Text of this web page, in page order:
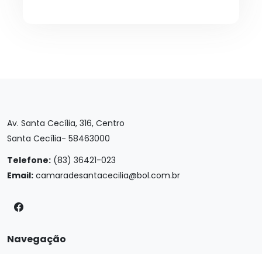
Av. Santa Cecília, 316, Centro
Santa Cecília- 58463000
Telefone: (83) 36421-023
Email: camaradesantacecilia@bol.com.br
Navegação